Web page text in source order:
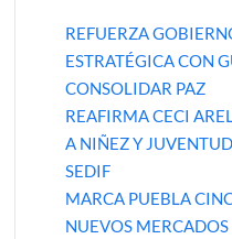
REFUERZA
ESTRATÉGICA CON
CONSOLIDAR PAZ
REAFIRMA CECI
A NIÑEZ Y
SEDIF
MARCA PUEBLA
NUEVOS